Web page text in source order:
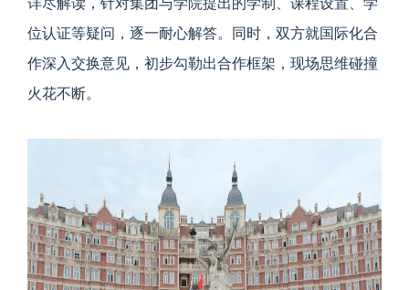
位认证等疑问，逐一耐心解答。同时，双方就国际化合
作深入交换意见，初步勾勒出合作框架，现场思维碰撞
火花不断。